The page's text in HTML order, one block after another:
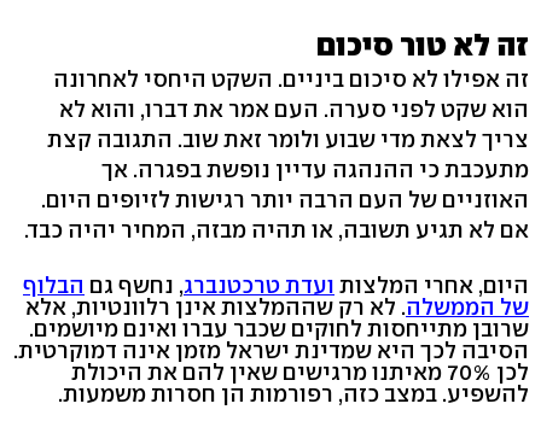
זה לא טור סיכום
זה אפילו לא סיכום ביניים. השקט היחסי לאחרונה
הוא שקט לפני סערה. העם אמר את דברו, והוא לא
צריך לצאת מדי שבוע ולומר זאת שוב. התגובה קצת
מתעכבת כי ההנהגה עדיין נופשת בפגרה. אך
האוזניים של העם הרבה יותר רגישות לזיופים היום.
אם לא תגיע תשובה, או תהיה מבזה, המחיר יהיה כבד.
היום, אחרי המלצות ועדת טרכטנברג, נחשף גם הבלוף
של הממשלה. לא רק שההמלצות אינן רלוונטיות, אלא
שרובן מתייחסות לחוקים שכבר עברו ואינם מיושמים.
הסיבה לכך היא שמדינת ישראל מזמן אינה דמוקרטית.
לכן 70% מאיתנו מרגישים שאין להם את היכולת
להשפיע. במצב כזה, רפורמות הן חסרות משמעות.